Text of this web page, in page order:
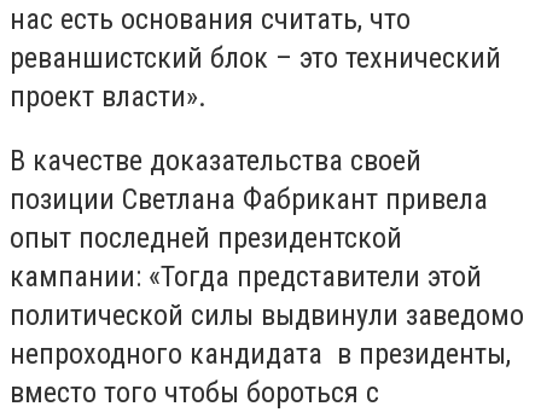
нас есть основания считать, что
реваншистский блок – это технический
проект власти».
В качестве доказательства своей
позиции Светлана Фабрикант привела
опыт последней президентской
кампании: «Тогда представители этой
политической силы выдвинули заведомо
непроходного кандидата в президенты,
вместо того чтобы бороться с